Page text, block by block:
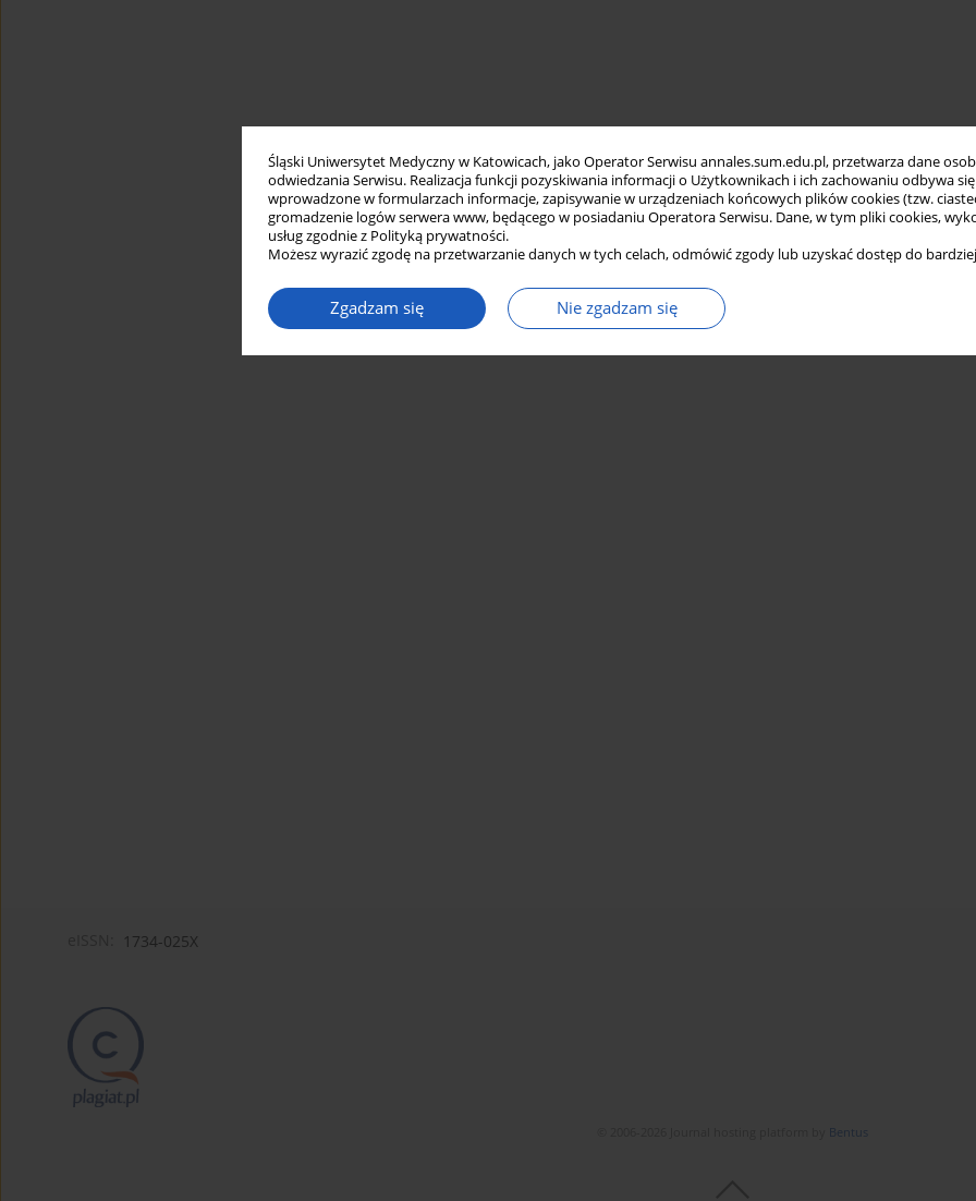
Śląski Uniwersytet Medyczny w Katowicach, jako Operator Serwisu annales.sum.edu.pl, przetwarza dane
odwiedzania Serwisu. Realizacja funkcji pozyskiwania informacji o Użytkownikach i ich zachowaniu odbywa
wprowadzone w formularzach informacje, zapisywanie w urządzeniach końcowych plików cookies (tzw.
gromadzenie logów serwera www, będącego w posiadaniu Operatora Serwisu. Dane, w tym pliki cookies,
usług zgodnie z Polityką prywatności.
Możesz wyrazić zgodę na przetwarzanie danych w tych celach, odmówić zgody lub uzyskać dostęp do
Zgadzam się Nie zgadzam się
1734-025X
Bentus